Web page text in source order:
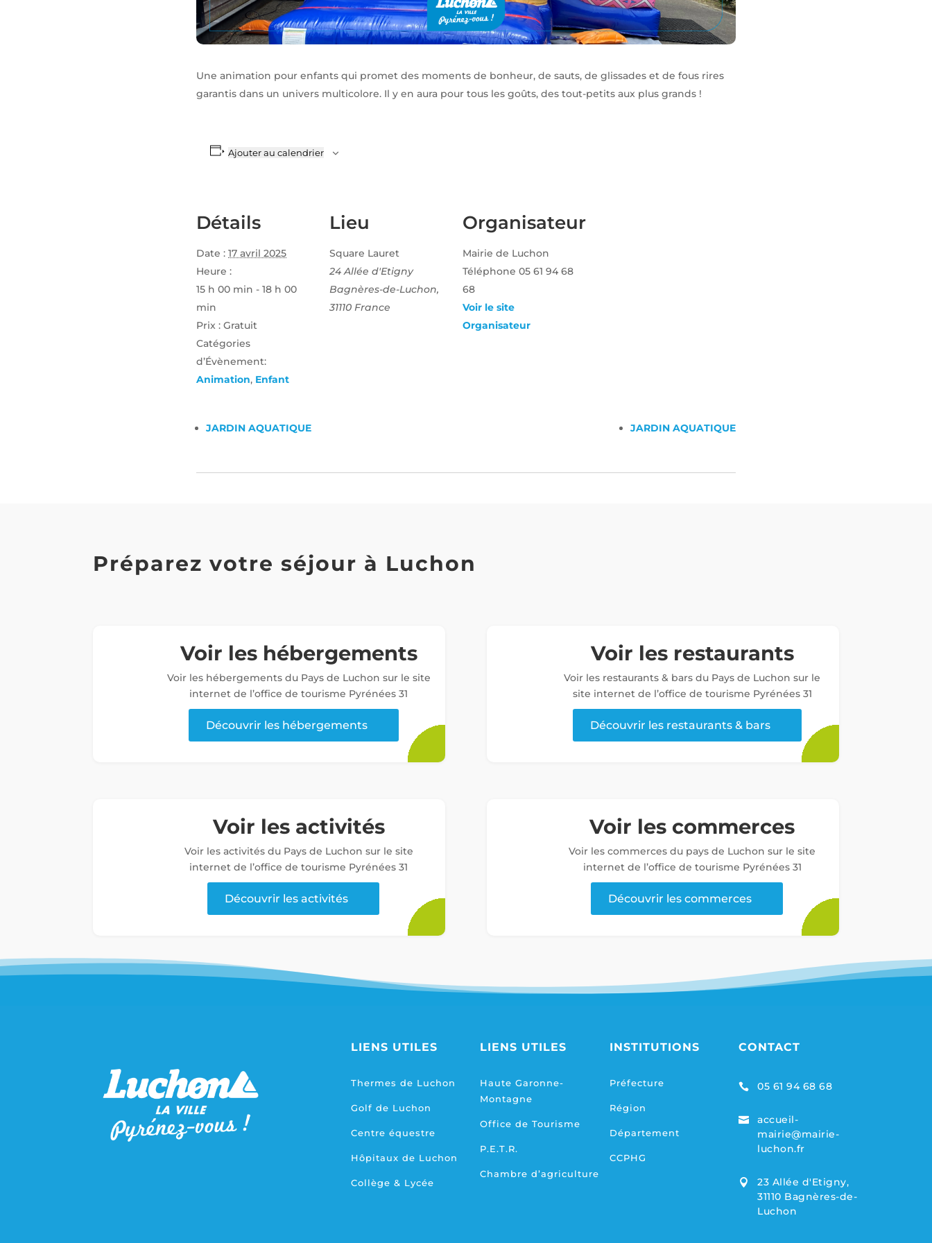
Une animation pour enfants qui promet des moments de bonheur, de sauts, de glissades et de fous rires
garantis dans un univers multicolore. Il y en aura pour tous les goûts, des tout-petits aux plus grands !
Ajouter au calendrier
Détails
Date : 17 avril 2025
Heure :
15 h 00 min - 18 h 00
min
Prix : Gratuit
Catégories
d’Évènement:
Animation, Enfant
Lieu
Square Lauret
24 Allée d'Etigny
Bagnères-de-Luchon,
31110 France
Organisateur
Mairie de Luchon
Téléphone05 61 94 68
68
Voir le site
Organisateur
JARDIN AQUATIQUE JARDIN AQUATIQUE
Préparez votre séjour à Luchon
Voir les hébergements
Voir les hébergements du Pays de Luchon sur le site
internet de l’office de tourisme Pyrénées 31
Découvrir les hébergements
Voir les restaurants
Voir les restaurants & bars du Pays de Luchon sur le
site internet de l’office de tourisme Pyrénées 31
Découvrir les restaurants & bars
Voir les activités
Voir les activités du Pays de Luchon sur le site
internet de l’office de tourisme Pyrénées 31
Découvrir les activités
Voir les commerces
Voir les commerces du pays de Luchon sur le site
internet de l’office de tourisme Pyrénées 31
Découvrir les commerces
LIENS UTILES
Thermes de Luchon
Golf de Luchon
Centre équestre
Hôpitaux de Luchon
Collège & Lycée
LIENS UTILES
Haute Garonne-
Montagne
Office de Tourisme
P.E.T.R.
Chambre d’agriculture
INSTITUTIONS
Préfecture
Région
Département
CCPHG
CONTACT
 05 61 94 68 68

accueil-
mairie@mairie-
luchon.fr

23 Allée d'Etigny,
31110 Bagnères-de-
Luchon